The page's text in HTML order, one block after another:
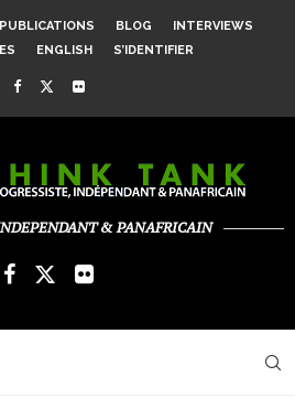
BLOG
INTERVIEWS
ENGLISH S’IDENTIFIER
& PANAFRICAIN